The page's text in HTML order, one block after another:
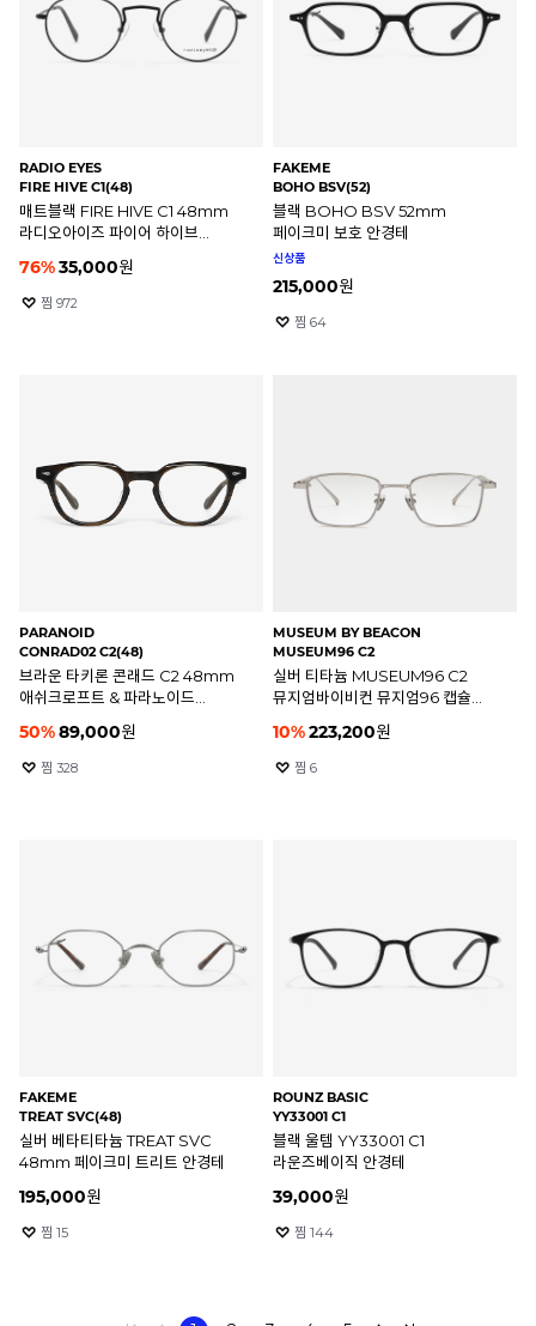
RADIO EYES
FIRE HIVE C1(48)
매트블랙 FIRE HIVE C1 48mm
라디오아이즈 파이어 하이브
76%35,000원
찜 972
FAKEME
BOHO BSV(52)
블랙 BOHO BSV 52mm
페이크미 보호 안경테
신상품
215,000원
찜 64
PARANOID
CONRAD02 C2(48)
브라운 타키론 콘래드 C2 48mm
애쉬크로프트 & 파라노이드
50%89,000원
찜 328
MUSEUM BY BEACON
MUSEUM96 C2
실버 티타늄 MUSEUM96 C2
뮤지엄바이비컨 뮤지엄96 캡슐
10%223,200원
찜 6
FAKEME
TREAT SVC(48)
실버 베타티타늄 TREAT SVC
48mm 페이크미 트리트 안경테
195,000원
찜 15
ROUNZ BASIC
YY33001 C1
블랙 울템 YY33001 C1
라운즈베이직 안경테
39,000원
찜 144